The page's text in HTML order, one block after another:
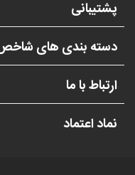
پشتیبانی
دسته بندی های
ارتباط با ما
نماد اعتماد